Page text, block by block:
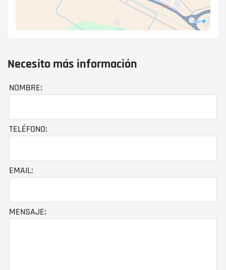
Necesito más información
NOMBRE:
TELÉFONO:
EMAIL:
MENSAJE: